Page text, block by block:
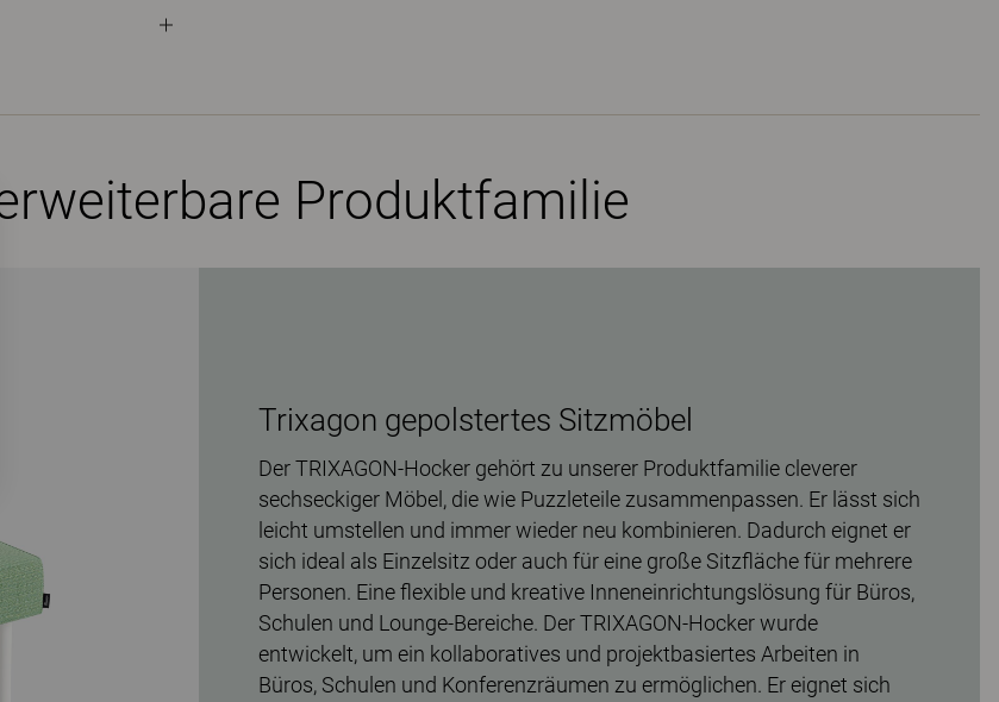
Produktfamilie
Trixagon gepolstertes Sitzmöbel
Der TRIXAGON-Hocker gehört zu unserer Produktfamilie cleverer
sechseckiger Möbel, die wie Puzzleteile zusammenpassen. Er lässt sich
leicht umstellen und immer wieder neu kombinieren. Dadurch eignet er
sich ideal als Einzelsitz oder auch für eine große Sitzfläche für mehrere
Personen. Eine flexible und kreative Inneneinrichtungslösung für Büros,
Schulen und Lounge-Bereiche. Der TRIXAGON-Hocker wurde
entwickelt, um ein kollaboratives und projektbasiertes Arbeiten in
Büros, Schulen und Konferenzräumen zu ermöglichen. Er eignet sich